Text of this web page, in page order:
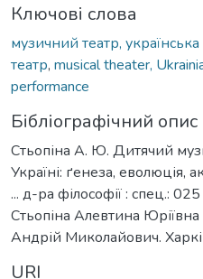
Ключові слова
музичний театр,
театр, musical theater,
performance
Бібліографічний опис
Стьопіна А. Ю. Дитячий
Україні: ґенеза, еволюція,
... д-ра філософії : спец.:
Стьопіна Алевтина
Андрій Миколайович.
URI